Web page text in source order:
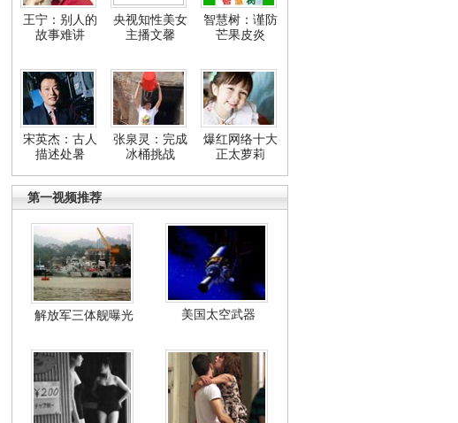
王宁：别人的
故事难讲
央视知性美女
主播文馨
智慧树：谨防
芒果皮炎
宋英杰：古人
描述处暑
张泉灵：完成
冰桶挑战
爆红网络十大
正太萝莉
第一视频推荐
解放军三体舰曝光 美国太空武器